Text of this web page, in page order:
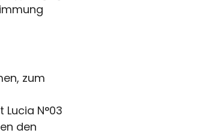
zum
N°03
den